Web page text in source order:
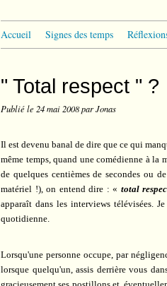
Accueil Signes des temps
" Total respect " ?
Publié le 24 mai 2008par Jonas
Il est devenu banal de dire que ce qui
même temps, quand une comédienne à
de quelques centièmes de secondes ou
matériel !), on entend dire : « total
apparaît dans les interviews télévisées.
quotidienne.
Lorsqu'une personne occupe, par
lorsque quelqu'un, assis derrière vous